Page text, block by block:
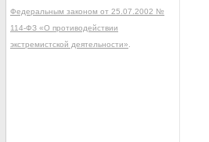
Федеральным законом от 25.07.2002 №
114-ФЗ «О противодействии
экстремистской деятельности»